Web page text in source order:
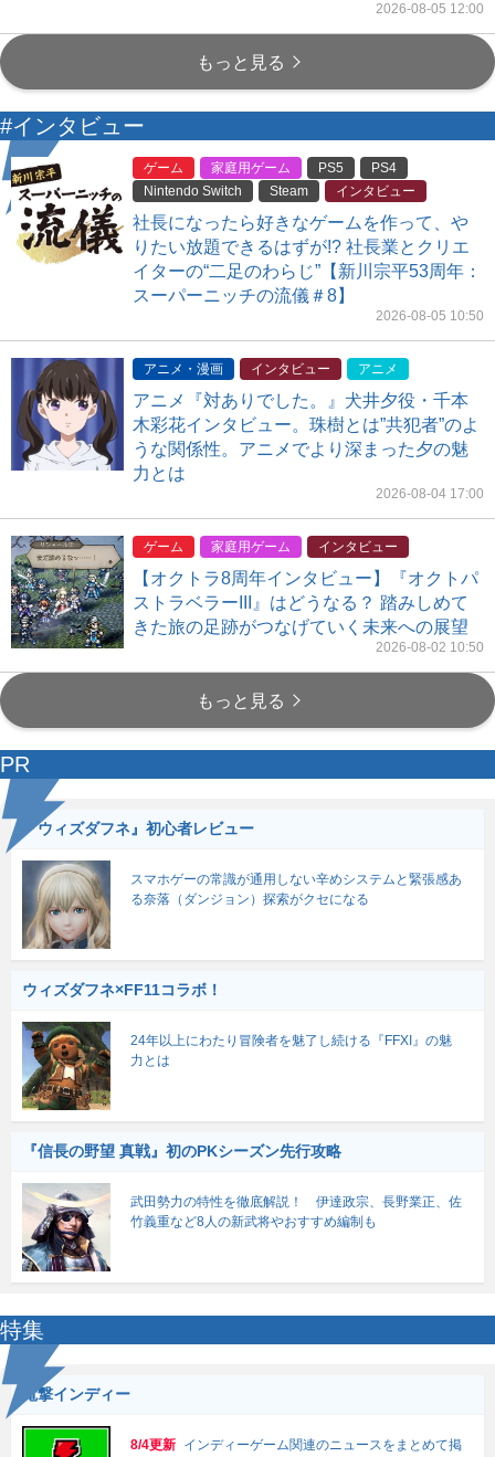
2026-08-05 12:00
もっと見る
#インタビュー
ゲーム 家庭用ゲーム PS5
PS4
Nintendo Switch
Steam インタビュー
社長になったら好きなゲームを作って、や
りたい放題できるはずが!? 社長業とクリエ
イターの“二足のわらじ”【新川宗平53周年：
スーパーニッチの流儀＃8】
2026-08-05 10:50
アニメ・漫画 インタビュー アニメ
アニメ『対ありでした。』犬井夕役・千本
木彩花インタビュー。珠樹とは”共犯者”のよ
うな関係性。アニメでより深まった夕の魅
力とは
2026-08-04 17:00
ゲーム 家庭用ゲーム インタビュー
【オクトラ8周年インタビュー】『オクトパ
ストラベラーIII』はどうなる？ 踏みしめて
きた旅の足跡がつなげていく未来への展望
2026-08-02 10:50
もっと見る
PR
『ウィズダフネ』初心者レビュー
スマホゲーの常識が通用しない辛めシステムと緊張感あ
る奈落（ダンジョン）探索がクセになる
ウィズダフネ×FF11コラボ！
24年以上にわたり冒険者を魅了し続ける『FFXI』の魅
力とは
『信長の野望 真戦』初のPKシーズン先行攻略
武田勢力の特性を徹底解説！ 伊達政宗、長野業正、佐
竹義重など8人の新武将やおすすめ編制も
特集
電撃インディー
8/4更新 インディーゲーム関連のニュースをまとめて掲